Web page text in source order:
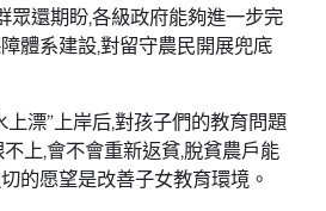
眾還期盼,各級政府能夠進一步完
體系建設,對留守農民開展兜底
上漂”上岸后,對孩子們的教育問題
上,會不會重新返貧,脫貧農戶能
的愿望是改善子女教育環境。